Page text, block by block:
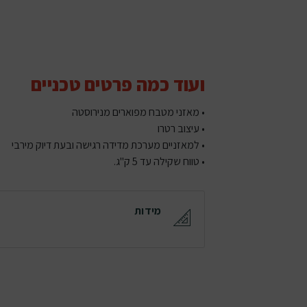
ועוד כמה פרטים טכניים
• מאזני מטבח מפוארים מנירוסטה
• עיצוב רטרו
• למאזניים מערכת מדידה רגישה ובעת דיוק מירבי
• טווח שקילה עד 5 ק"ג.
מידות